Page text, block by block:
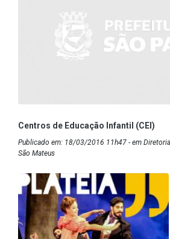
Centros de Educação Infantil (CEI)
Publicado em: 18/03/2016 11h47 - em
São Mateus